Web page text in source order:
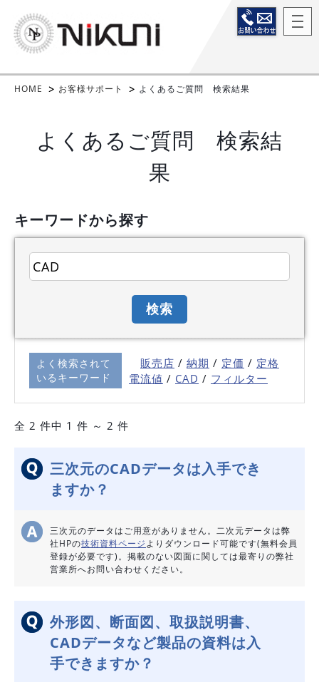
HOME お客様サポート よくあるご質問 検索結果
よくあるご質問 検索結
果
キーワードから探す
よく検索されて
いるキーワード
販売店 / 納期 / 定価 / 定格
電流値 / CAD / フィルター
全 2 件中 1 件 ～ 2 件
三次元のCADデータは入手でき
ますか？
三次元のデータはご用意がありません。二次元データは弊
社HPの技術資料ページよりダウンロード可能です(無料会員
登録が必要です)。掲載のない図面に関しては最寄りの弊社
営業所へお問い合わせください。
外形図、断面図、取扱説明書、
CADデータなど製品の資料は入
手できますか？